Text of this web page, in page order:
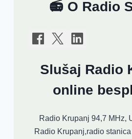
📻 O Radio
Slušaj Radio
online
Radio Krupanj 94,7 MHz,
Radio Krupanj,radio